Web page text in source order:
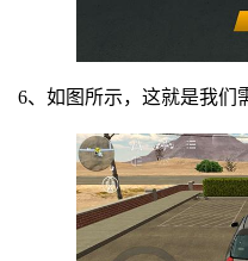
6、如图所示，这就是我们